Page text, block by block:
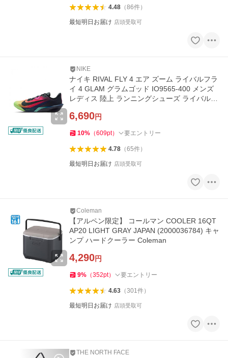
4.48（86件）
最短明日お届け 店頭受取可
NIKE
ナイキ RIVAL FLY 4 エア ズーム ライバルフラ
イ 4 GLAM グラムゴッド IO9565-400 メンズ
レディス 陸上 ランニングシューズ ライバルフ
6,690円
10% （609pt） 要エントリー
4.78（65件）
最短明日お届け 店頭受取可
Coleman
【アルペン限定】 コールマン COOLER 16QT
AP20 LIGHT GRAY JAPAN (2000036784) キャ
ンプ ハードクーラー Coleman
4,290円
9% （352pt） 要エントリー
4.63（301件）
最短明日お届け 店頭受取可
THE NORTH FACE